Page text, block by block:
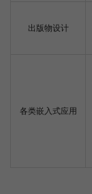
出版物设计
各类嵌入式应用